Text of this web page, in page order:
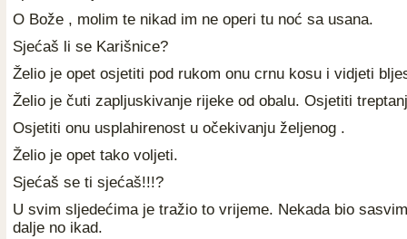
O Bože , molim te nikad im ne operi tu noć sa usana.
Sjećaš li se Karišnice?
Želio je opet osjetiti pod rukom onu crnu kosu i vidjeti
Želio je čuti zapljuskivanje rijeke od obalu. Osjetiti
Osjetiti onu usplahirenost u očekivanju željenog .
Želio je opet tako voljeti.
Sjećaš se ti sjećaš!!!?
U svim sljedećima je tražio to vrijeme. Nekada bio
dalje no ikad.